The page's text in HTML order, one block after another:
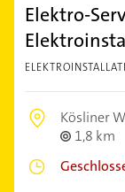
Elektro-
Kösliner
1,8 km